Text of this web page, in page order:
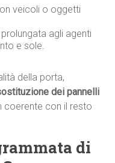
veicoli o oggetti
agli agenti
e sole.
della porta,
dei pannelli
coerente con il resto
di